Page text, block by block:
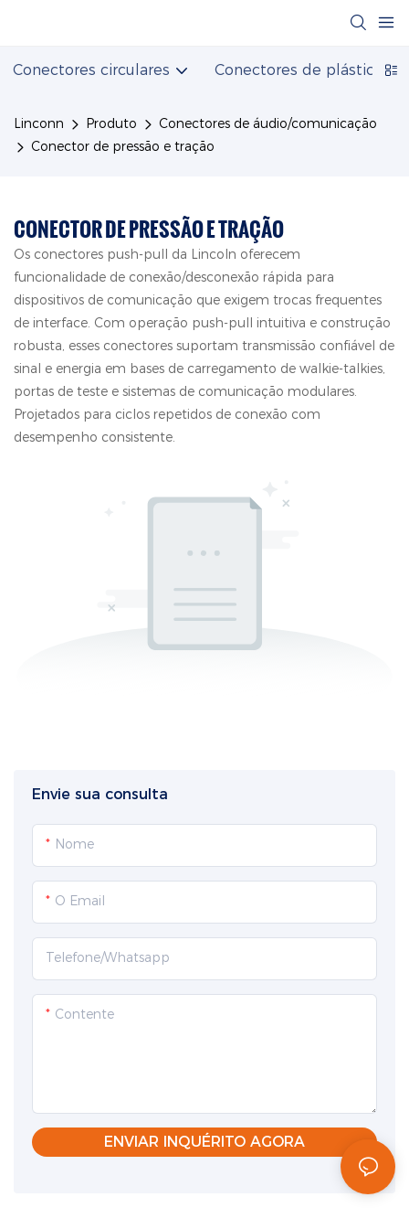
Conectores circulares Conectores de plástico
Linconn Produto
Conectores de áudio/comunicação
Conector de pressão e tração
CONECTOR DE PRESSÃO E TRAÇÃO
Os conectores push-pull da Lincoln oferecem
funcionalidade de conexão/desconexão rápida para
dispositivos de comunicação que exigem trocas frequentes
de interface. Com operação push-pull intuitiva e construção
robusta, esses conectores suportam transmissão confiável de
sinal e energia em bases de carregamento de walkie-talkies,
portas de teste e sistemas de comunicação modulares.
Projetados para ciclos repetidos de conexão com
desempenho consistente.
Envie sua consulta
Nome
O Email
Telefone/whatsapp
Contente
ENVIAR INQUÉRITO AGORA